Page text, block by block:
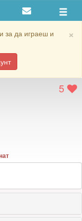
×
за да играеш и
5